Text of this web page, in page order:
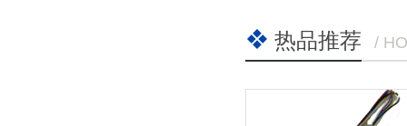
热品推荐 /